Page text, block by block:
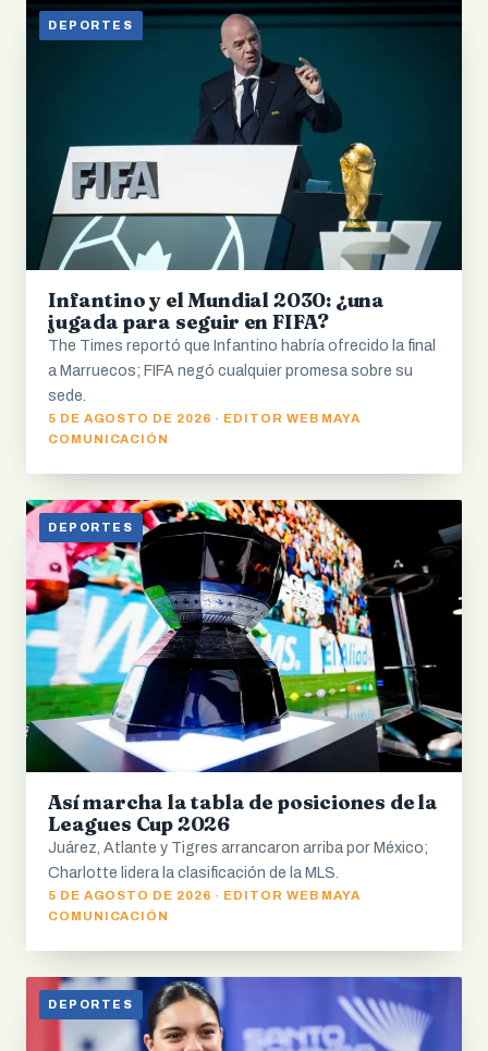
DEPORTES
Infantino y el Mundial 2030: ¿una
jugada para seguir en FIFA?
The Times reportó que Infantino habría ofrecido la final
a Marruecos; FIFA negó cualquier promesa sobre su
sede.
5 DE AGOSTO DE 2026 · EDITOR WEB MAYA
COMUNICACIÓN
DEPORTES
Así marcha la tabla de posiciones de la
Leagues Cup 2026
Juárez, Atlante y Tigres arrancaron arriba por México;
Charlotte lidera la clasificación de la MLS.
5 DE AGOSTO DE 2026 · EDITOR WEB MAYA
COMUNICACIÓN
DEPORTES